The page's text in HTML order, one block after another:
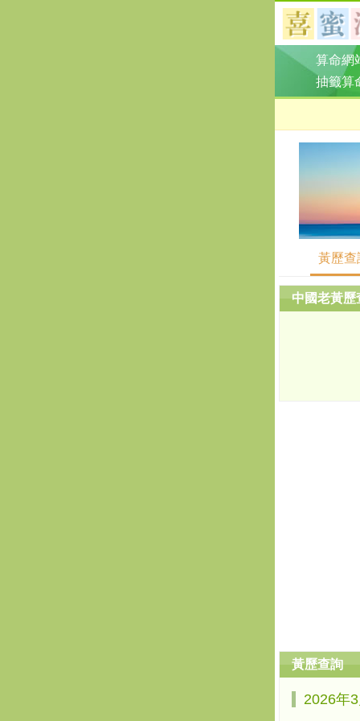
算命網
抽籤算
黃歷查
中國老黃歷
黃歷查詢
2026年